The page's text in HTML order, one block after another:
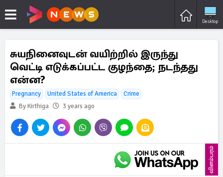
Desktop
சுயநினைவுடன் வயிற்றில் இருந்து
வெட்டி எடுக்கப்பட்ட குழந்தை; நடந்தது
என்ன?
Pregnancy United States of America
Crime
By Kirthiga
3 years ago
விளம்பரம்